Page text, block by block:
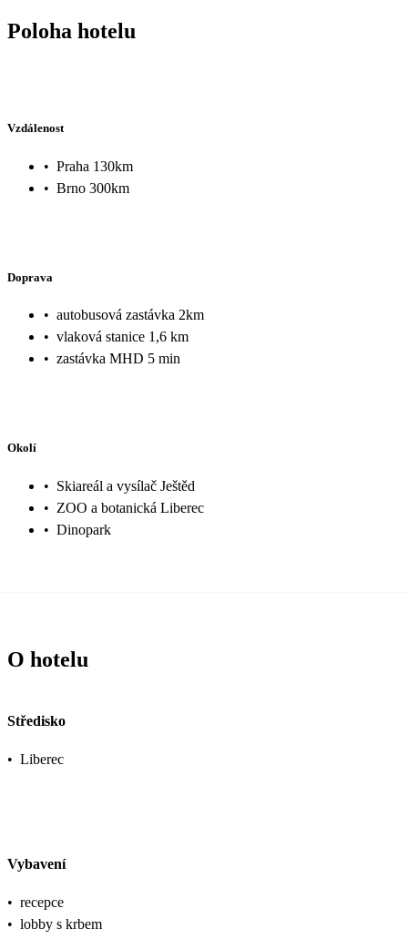
Poloha hotelu
Vzdálenost
• Praha 130km
• Brno 300km
Doprava
• autobusová zastávka 2km
• vlaková stanice 1,6 km
• zastávka MHD 5 min
Okolí
• Skiareál a vysílač Ještěd
• ZOO a botanická Liberec
• Dinopark
O hotelu
Středisko
• Liberec
Vybavení
• recepce
• lobby s krbem